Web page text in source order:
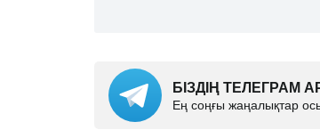
БІЗДІҢ
Ең соңғы жаңалықтар